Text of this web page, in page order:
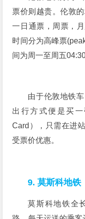
票价则越贵。伦敦
一日通票，周票，
时间分为高峰票
间为周一至周五
由于伦敦地铁
出行方式便是买
Card），只需在进
受票价优惠。
9. 莫斯科地铁
莫斯科地铁全